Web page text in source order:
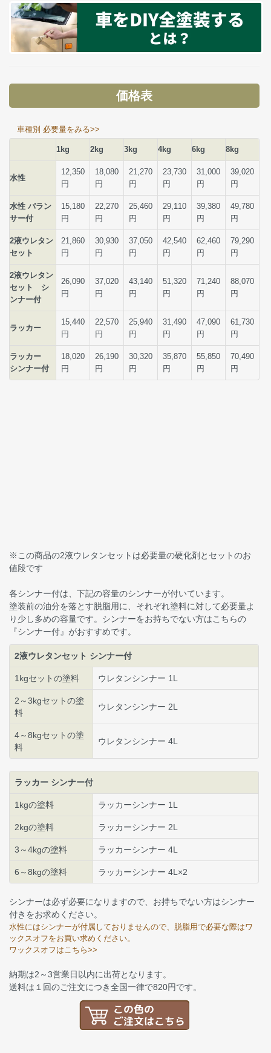
価格表
車種別 必要量をみる>>
※この商品の2液ウレタンセットは必要量の硬化剤とセットのお
値段です
各シンナー付は、下記の容量のシンナーが付いています。
塗装前の油分を落とす脱脂用に、それぞれ塗料に対して必要量よ
り少し多めの容量です。シンナーをお持ちでない方はこちらの
『シンナー付』がおすすめです。
2液ウレタンセット シンナー付
1kgセットの塗料 ウレタンシンナー 1L
2～3kgセットの塗
料
ウレタンシンナー 2L
4～8kgセットの塗
料
ウレタンシンナー 4L
ラッカー シンナー付
1kgの塗料 ラッカーシンナー 1L
2kgの塗料 ラッカーシンナー 2L
3～4kgの塗料 ラッカーシンナー 4L
6～8kgの塗料 ラッカーシンナー 4L×2
シンナーは必ず必要になりますので、お持ちでない方はシンナー
付きをお求めください。
水性にはシンナーが付属しておりませんので、脱脂用で必要な際はワ
ックスオフをお買い求めください。
ワックスオフはこちら>>
納期は2～3営業日以内に出荷となります。
送料は１回のご注文につき全国一律で820円です。